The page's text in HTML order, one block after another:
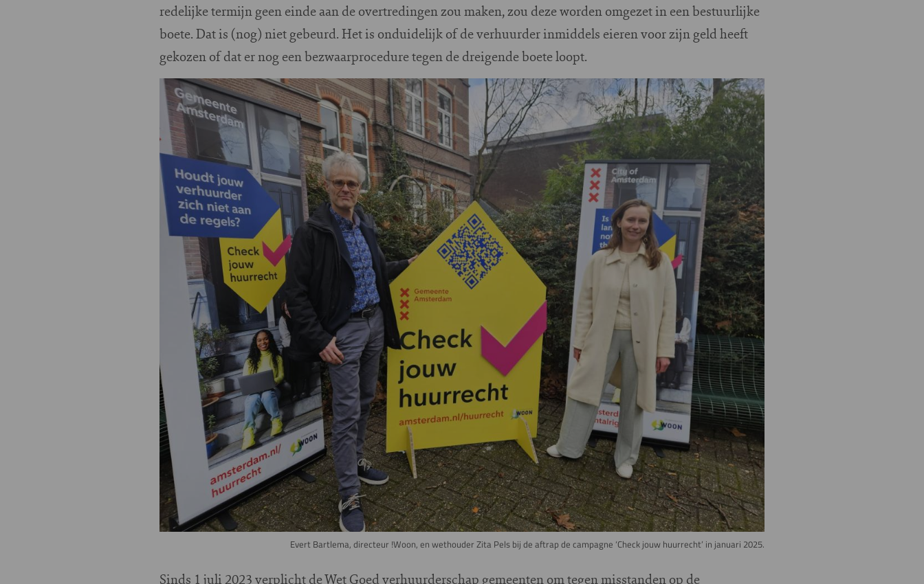
redelijke termijn geen einde aan de overtredingen zou maken, zou deze worden omgezet in een bestuurlijke
boete. Dat is (nog) niet gebeurd. Het is onduidelijk of de verhuurder inmiddels eieren voor zijn geld heeft
gekozen of dat er nog een bezwaarprocedure tegen de dreigende boete loopt.
Image
Evert Bartlema, directeur !Woon, en wethouder Zita Pels bij de aftrap de campagne ‘Check jouw huurrecht’ in januari 2025.
Sinds 1 juli 2023 verplicht de Wet Goed verhuurderschap gemeenten om tegen misstanden op de